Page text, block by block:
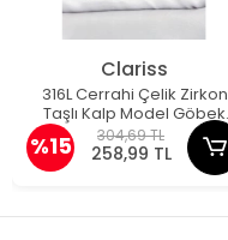
Clariss
316L Cerrahi Çelik Zirkon
Taşlı Kalp Model Göbek
Piercing
%15 304,69 TL
258,99 TL